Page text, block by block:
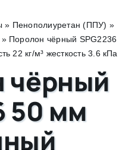
» Пенополиуретан (ППУ) »
» Поролон чёрный SPG2236
22 кг/м³ жесткость 3.6 кПа
чёрный
50 мм